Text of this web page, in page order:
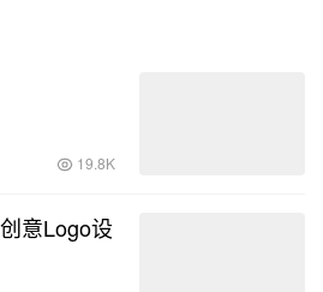
19.8K
意Logo设